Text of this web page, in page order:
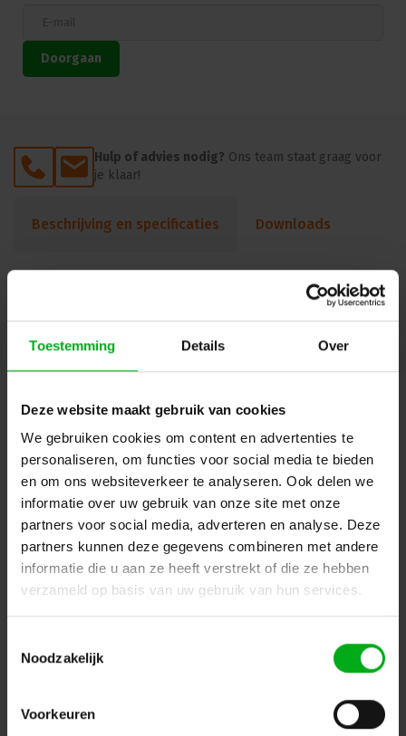
Toestemming Details Over
Deze website maakt gebruik van cookies
We gebruiken cookies om content en advertenties te
personaliseren, om functies voor social media te bieden
en om ons websiteverkeer te analyseren. Ook delen we
informatie over uw gebruik van onze site met onze
partners voor social media, adverteren en analyse. Deze
partners kunnen deze gegevens combineren met andere
informatie die u aan ze heeft verstrekt of die ze hebben
verzameld op basis van uw gebruik van hun services.
Noodzakelijk
Voorkeuren
Doorgaan
Beschrijving en specificaties Downloads
Hulp of advies nodig? Ons team staat graag voor
je klaar!
Terugblik: Prolight + Sound
Podiumtechniek bezocht Prolight
+ Sound 2025 en sprak met
en HOF over actuele innovaties in
licht, rigging en sturing. Van
retrofits: het beursbezoek leverde